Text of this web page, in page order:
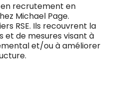
recrutement en
Michael Page.
RSE. Ils recouvrent la
et de mesures visant à
et/ou à améliorer